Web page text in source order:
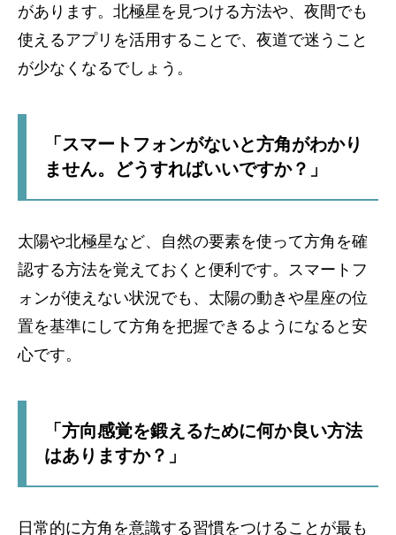
があります。北極星を見つける方法や、夜間でも
使えるアプリを活用することで、夜道で迷うこと
が少なくなるでしょう。
「スマートフォンがないと方角がわかり
ません。どうすればいいですか？」
太陽や北極星など、自然の要素を使って方角を確
認する方法を覚えておくと便利です。スマートフ
ォンが使えない状況でも、太陽の動きや星座の位
置を基準にして方角を把握できるようになると安
心です。
「方向感覚を鍛えるために何か良い方法
はありますか？」
日常的に方角を意識する習慣をつけることが最も